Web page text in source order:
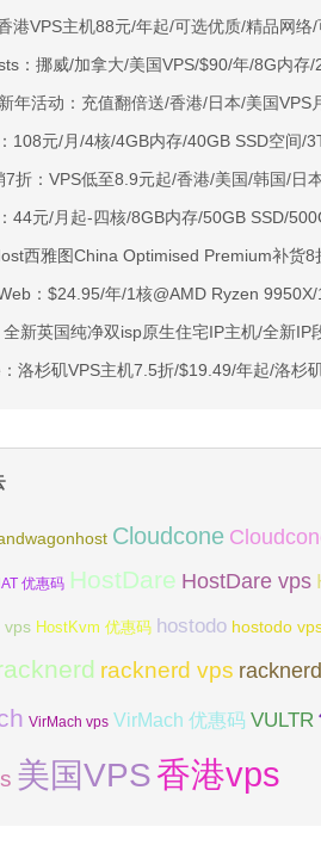
港VPS主机88元/年起/可选优质/精品网
：挪威/加拿大/美国VPS/$90/年/8G内存
年活动：充值翻倍送/香港/日本/美国VPS
108元/月/4核/4GB内存/40GB SSD空间/
7折：VPS低至8.9元起/香港/美国/韩国/日
44元/月起-四核/8GB内存/50GB SSD/
西雅图China Optimised Premium补货
：$24.95/年/1核@AMD Ryzen
新英国纯净双isp原生住宅IP主机/全新IP
洛杉矶VPS主机7.5折/$19.49/年起/洛杉
Cloudcone
优惠码 HostDare HostDare vps
vps HostKvm 优惠码 hostodo hostodo
racknerd vps
VirMach vps VirMach 优惠码 VULTR
美国VPS香港vps